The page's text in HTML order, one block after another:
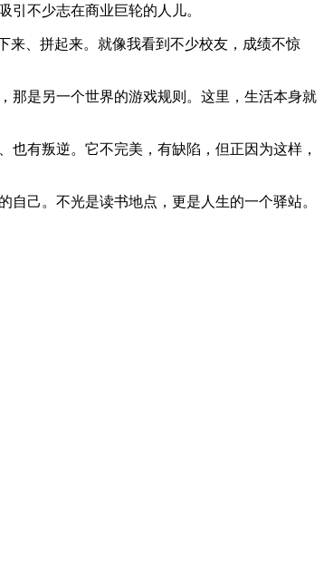
不少志在商业巨轮的人儿。
来、拼起来。就像我看到不少校友，成绩不惊
那是另一个世界的游戏规则。这里，生活本身就
有叛逆。它不完美，有缺陷，但正因为这样，
己。不光是读书地点，更是人生的一个驿站。